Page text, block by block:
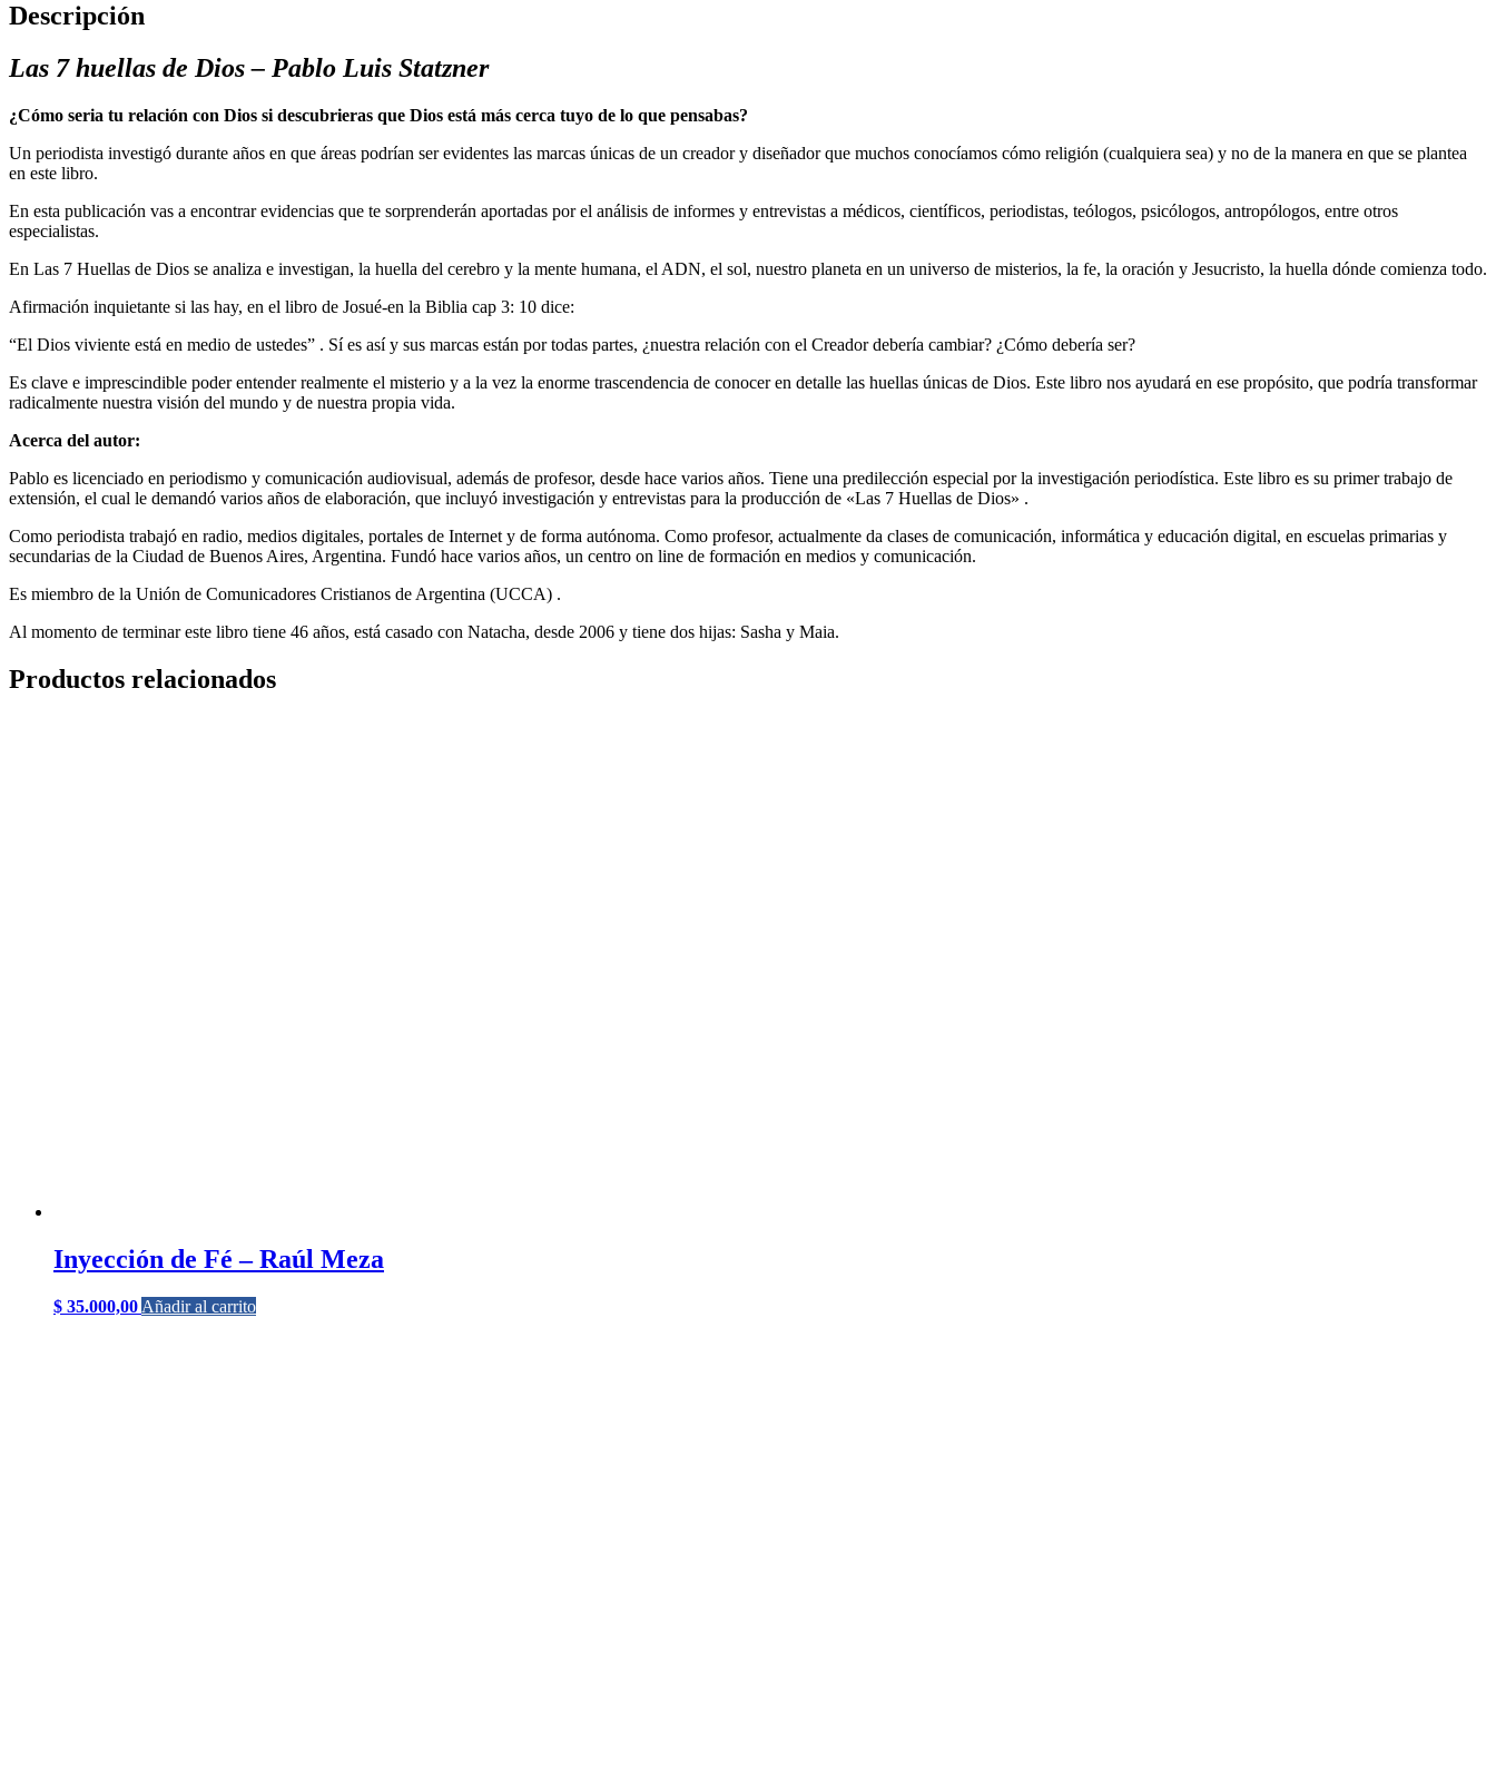
Descripción
Las 7 huellas de Dios – Pablo Luis Statzner
¿Cómo seria tu relación con Dios si descubrieras que Dios está más cerca tuyo de lo que pensabas?
Un periodista investigó durante años en que áreas podrían ser ​evidentes las marcas únicas de un creador y diseñadorque ​muchos conocíamos cómo religión (cualquiera sea) y no de la ​manera en que se plantea
en este libro.
En esta publicación vas a encontrarevidencias que te ​sorprenderán aportadas por el análisis de informes y entrevistas ​a médicos, científicos, periodistas, teólogos, psicólogos, ​antropólogos, entre otros
especialistas.
En Las 7 Huellas de Dios se analiza e investigan, la huella del ​cerebro y la mente humana, el ADN, el sol, nuestro planeta en ​un universo de misterios, la fe, la oración y Jesucristo, la huella ​dónde comienza todo.
Afirmación inquietante si las hay, en el libro de Josué-en la Biblia ​cap 3: 10 dice:
“El Dios viviente está en medio de ustedes” . Sí es así y sus ​marcas están por todas partes, ¿nuestra relación con el ​Creador debería cambiar? ¿Cómo debería ser?
Es clave e imprescindible poder entender realmente el misterio ​y a la vez la enorme trascendencia de conocer en detalle las ​huellas únicas de Dios. Este libro nos ayudará en ese propósito, ​que podría transformar
radicalmente nuestra visión del mundo y ​de nuestra propia vida.
Acerca del autor:
Pablo es licenciado en periodismo y comunicación audiovisual, además de profesor, desde hace varios años. Tiene una predilección especial por la investigación periodística. Este libro es su primer trabajo de
extensión, el cual le demandó varios años de elaboración, que incluyó investigación y entrevistas para la producción de «Las 7 Huellas de Dios» .
Como periodista trabajó en radio, medios digitales, portales de Internet y de forma autónoma. Como profesor, actualmente da clases de comunicación, informática y educación digital, en escuelas primarias y
secundarias de la Ciudad de Buenos Aires, Argentina. Fundó hace varios años, un centro on line de formación en medios y comunicación.
Es miembro de la Unión de Comunicadores Cristianos de Argentina (UCCA) .
Al momento de terminar este libro tiene 46 años, está casado con Natacha, desde 2006 y tiene dos hijas: Sasha y Maia.
Productos relacionados
Inyección de Fé – Raúl Meza
$ 35.000,00 Añadir al carrito